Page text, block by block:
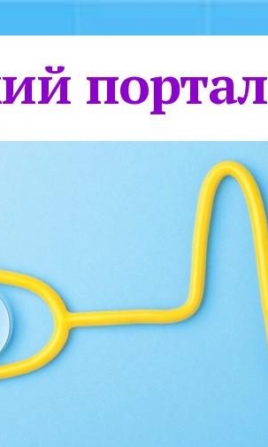
портал